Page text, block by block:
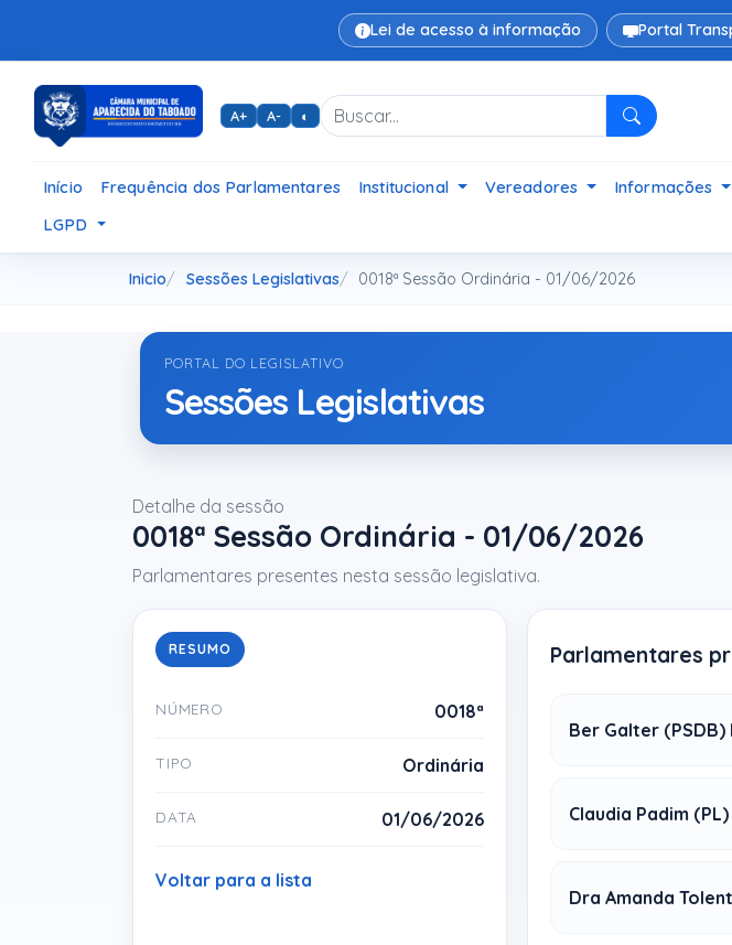
Lei de acesso à informação Portal
A+ A- ◐
Pesquisar
Início Frequência dos Parlamentares Institucional Vereadores Informações
LGPD
Inicio Sessões Legislativas 0018ª Sessão Ordinária - 01/06/2026
PORTAL DO LEGISLATIVO
Sessões Legislativas
Detalhe da sessão
0018ª Sessão Ordinária - 01/06/2026
Parlamentares presentes nesta sessão legislativa.
RESUMO
NÚMERO 0018ª
TIPO Ordinária
DATA 01/06/2026
Voltar para a lista
Parlamentares
Ber Galter (PSDB)
Claudia Padim
Dra Amanda